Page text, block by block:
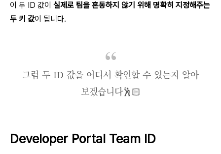
이 두 ID 값이 실제로 팀을 혼동하지 않기 위해 명확히 지정해주는
두 키 값이 됩니다.
그럼 두 ID 값을 어디서 확인할 수 있는지 알아
보겠습니다🕺🏻
Developer Portal Team ID